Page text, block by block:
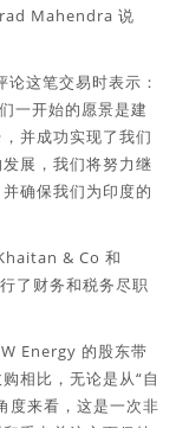
Mahendra 说
这笔交易时表示：
一开始的愿景是建
并成功实现了我们
展，我们将努力继
确保我们为印度的
& Co 和
了财务和税务尽职
Energy 的股东带
相比，无论是从“自
度来看，这是一次非